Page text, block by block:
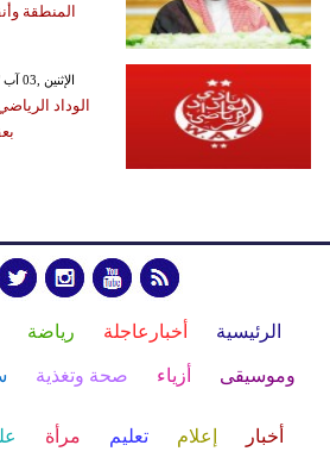
المنطقة
GMT 11:01 2026 الإثنين ,03 آب / أغسطس
الوداد
الرئيسية أخبارعاجلة رياضة
وموسيقى أزياء صحة وتغذية
أخبار إعلام تعليم مرأة